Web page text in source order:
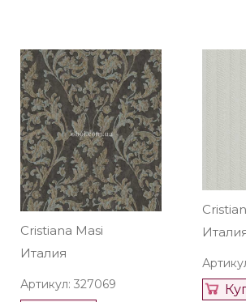
Cristiana Masi
Италия
Артикул: 327069